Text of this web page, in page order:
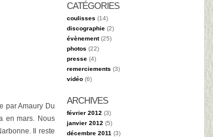
par Amaury Du
en mars. Nous
Il reste
CATÉGORIES
coulisses (14)
discographie (2)
évènement(25)
photos (22)
presse (4)
remerciements (3)
vidéo (6)
ARCHIVES
février 2012 (3)
janvier 2012 (5)
décembre 2011 (3)